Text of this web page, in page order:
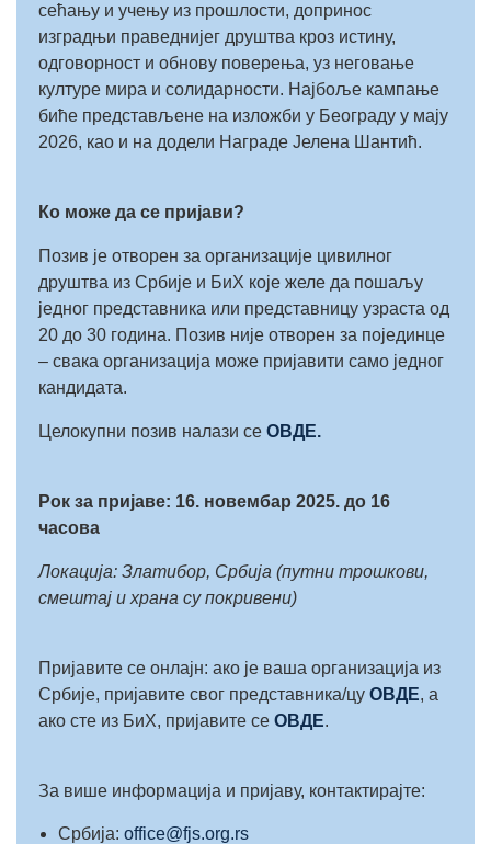
сећању и учењу из прошлости, допринос
изградњи праведнијег друштва кроз истину,
одговорност и обнову поверења, уз неговање
културе мира и солидарности. Најбоље кампање
биће представљене на изложби у Београду у мају
2026, као и на додели Награде Јелена Шантић.
Ко може да се пријави?
Позив је отворен за организације цивилног
друштва из Србије и БиХ које желе да пошаљу
једног представника или представницу узраста од
20 до 30 година. Позив није отворен за појединце
– свака организација може пријавити само једног
кандидата.
Целокупни позив налази се ОВДЕ.
Рок за пријаве: 16. новембар 2025. до 16
часова
Локација: Златибор, Србија (путни трошкови,
смештај и храна су покривени)
Пријавите се онлајн: ако је ваша организација из
Србије, пријавите свог представника/цу ОВДЕ, а
ако сте из БиХ, пријавите се ОВДЕ.
За више информација и пријаву, контактирајте:
Србија: office@fjs.org.rs